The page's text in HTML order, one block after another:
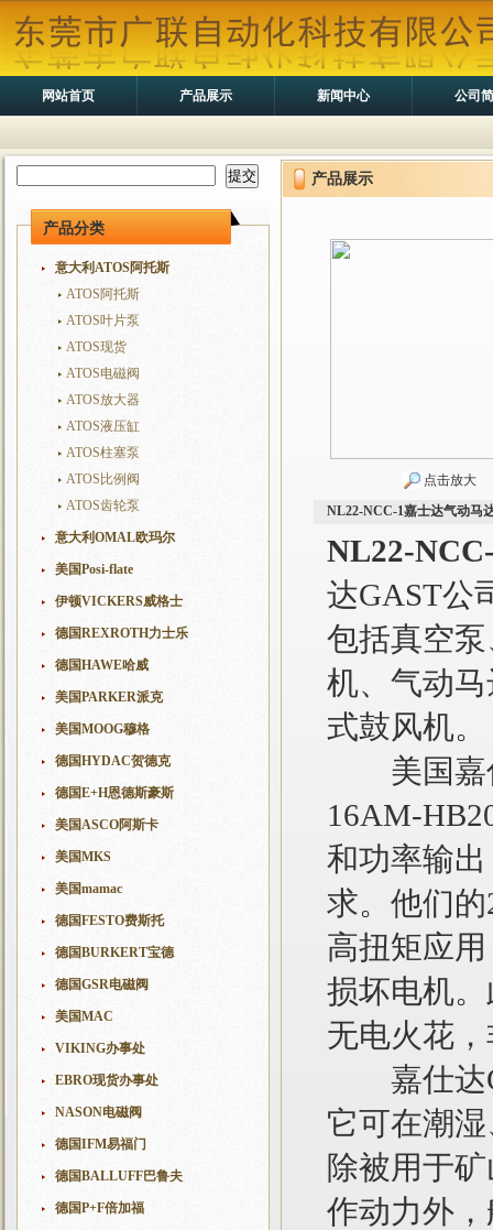
网站首页 产品展示 新闻中心 公司
产品分类
意大利ATOS阿托斯
ATOS阿托斯
ATOS叶片泵
ATOS现货
ATOS电磁阀
ATOS放大器
ATOS液压缸
ATOS柱塞泵
ATOS比例阀
ATOS齿轮泵
意大利OMAL欧玛尔
美国Posi-flate
伊顿VICKERS威格士
德国REXROTH力士乐
德国HAWE哈威
美国PARKER派克
美国MOOG穆格
德国HYDAC贺德克
德国E+H恩德斯豪斯
美国ASCO阿斯卡
美国MKS
美国mamac
德国FESTO费斯托
德国BURKERT宝德
德国GSR电磁阀
美国MAC
VIKING办事处
EBRO现货办事处
NASON电磁阀
德国IFM易福门
德国BALLUFF巴鲁夫
德国P+F倍加福
产品展示
点击放大
NL22-NCC-1嘉士达气动马
NL22-
达GAST公
包括真空
机、气动
式鼓风机。
美国嘉仕
16AM-
和功率输
求。他们
高扭矩应
损坏电机
无电火花
嘉仕达
它可在潮
除被用于
作动力外